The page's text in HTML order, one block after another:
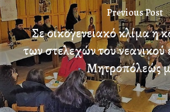
Previous Post
Σε οικογενειακό κλίμα η
των στελεχών του νεανικού
Μητροπόλεώς